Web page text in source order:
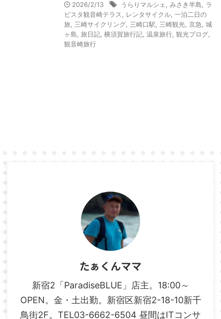
2026/2/13 うらりマルシェ みさき半島
ラ
ビスタ観音崎テラス
レンタサイクル 一泊二日の
旅
三崎サイクリング 三崎口駅 三崎観光 京急
城
ヶ島 旅日記 横須賀旅行記 温泉旅行 観光ブログ
観音崎旅行
たぁくんママ
新宿2「ParadiseBLUE」店主。18:00～
OPEN。金・土出勤。新宿区新宿2-18-10新千
鳥街2F。TEL03-6662-6504 昼間はITコンサ